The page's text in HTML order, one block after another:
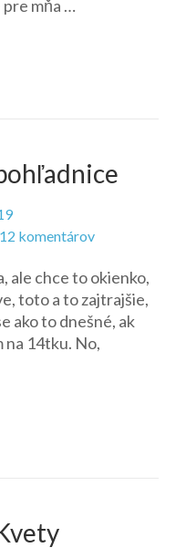
pre mňa …
12 komentárovna
adventný
deň:
pohľadnice
ale chce to okienko,
toto a to zajtrajšie,
ako to dnešné, ak
na 14tku. No,